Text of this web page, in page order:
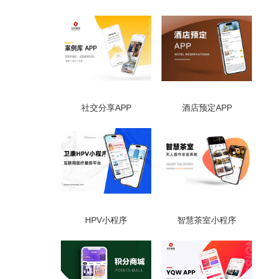
社交分享APP 酒店预定APP
HPV小程序 智慧茶室小程序